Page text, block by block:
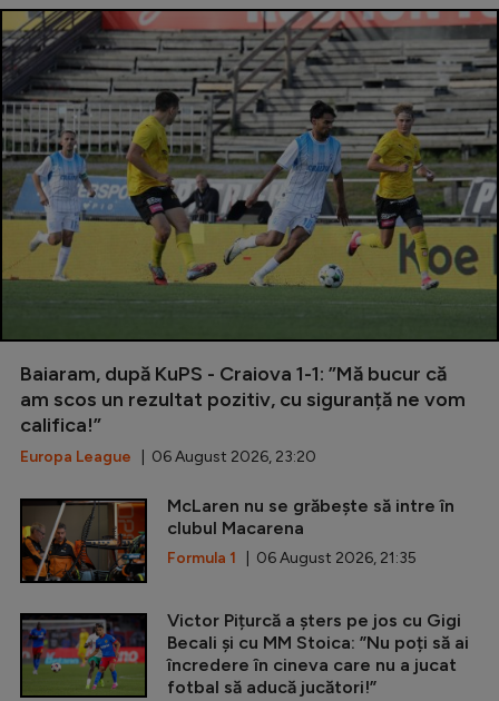
Baiaram, după KuPS - Craiova 1-1: ”Mă bucur că
am scos un rezultat pozitiv, cu siguranță ne vom
califica!”
Europa League | 06 August 2026, 23:20
McLaren nu se grăbește să intre în
clubul Macarena
Formula 1 | 06 August 2026, 21:35
Victor Pițurcă a șters pe jos cu Gigi
Becali și cu MM Stoica: ”Nu poți să ai
încredere în cineva care nu a jucat
fotbal să aducă jucători!”